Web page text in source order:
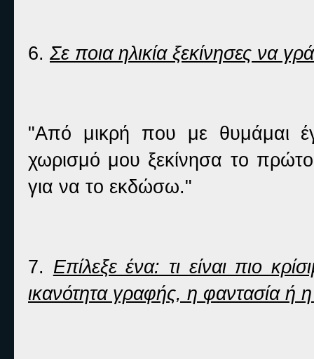
6. Σε ποια ηλικία ξεκίνησες να
"Από μικρή που με θυμάμαι
χωρισμό μου ξεκίνησα το
για να το εκδώσω."
7. Επίλεξε ένα: τι είναι πιο
ικανότητα γραφής, η φαντασία ή